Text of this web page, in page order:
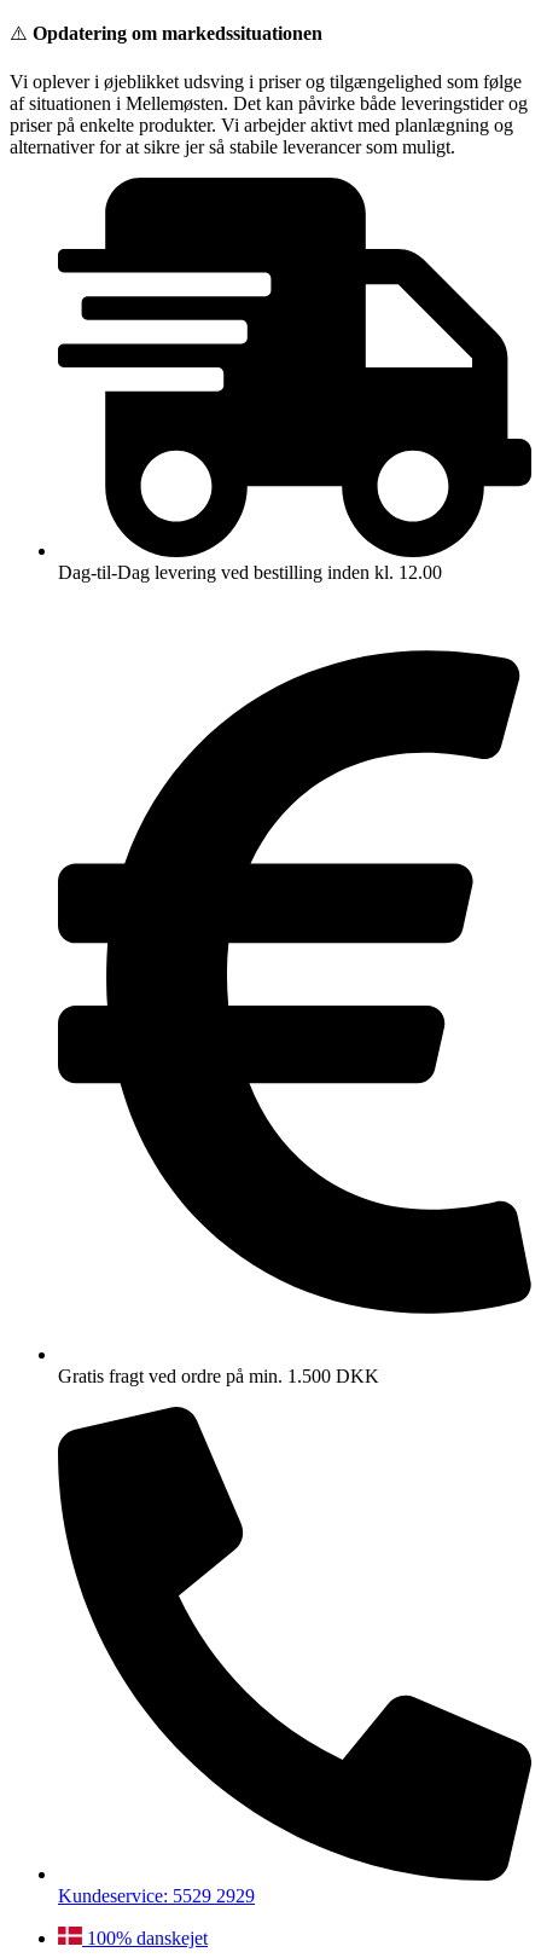
Videre
indhold
⚠️ Opdatering om markedssituationen
Vi oplever i øjeblikket udsving i priser og tilgængelighed som følge
af situationen i Mellemøsten. Det kan påvirke både leveringstider og
priser på enkelte produkter. Vi arbejder aktivt med planlægning og
alternativer for at sikre jer så stabile leverancer som muligt.
Dag-til-Dag levering ved bestilling inden kl. 12.00
Gratis fragt ved ordre på min. 1.500 DKK
Kundeservice: 5529 2929
100% danskejet